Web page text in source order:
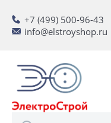
+7 (499) 500-96-43
info@elstroyshop.ru